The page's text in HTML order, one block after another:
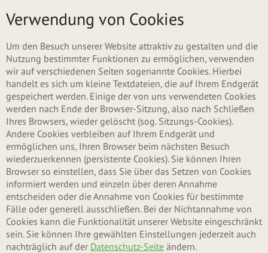
Menü
Verwendung von Cookies
Um den Besuch unserer Website attraktiv zu gestalten und die
Nutzung bestimmter Funktionen zu ermöglichen, verwenden
wir auf verschiedenen Seiten sogenannte Cookies. Hierbei
handelt es sich um kleine Textdateien, die auf Ihrem Endgerät
gespeichert werden. Einige der von uns verwendeten Cookies
werden nach Ende der Browser-Sitzung, also nach Schließen
Ihres Browsers, wieder gelöscht (sog. Sitzungs-Cookies).
Andere Cookies verbleiben auf Ihrem Endgerät und
ermöglichen uns, Ihren Browser beim nächsten Besuch
wiederzuerkennen (persistente Cookies). Sie können Ihren
Browser so einstellen, dass Sie über das Setzen von Cookies
informiert werden und einzeln über deren Annahme
entscheiden oder die Annahme von Cookies für bestimmte
Fälle oder generell ausschließen. Bei der Nichtannahme von
Cookies kann die Funktionalität unserer Website eingeschränkt
sein. Sie können Ihre gewählten Einstellungen jederzeit auch
nachträglich auf der Datenschutz-Seite ändern.